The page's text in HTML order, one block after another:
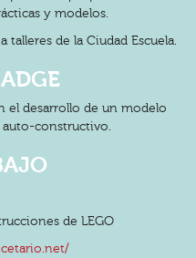
y modelos.
talleres de la Ciudad Escuela.
el desarrollo de un modelo
auto-constructivo.
de LEGO